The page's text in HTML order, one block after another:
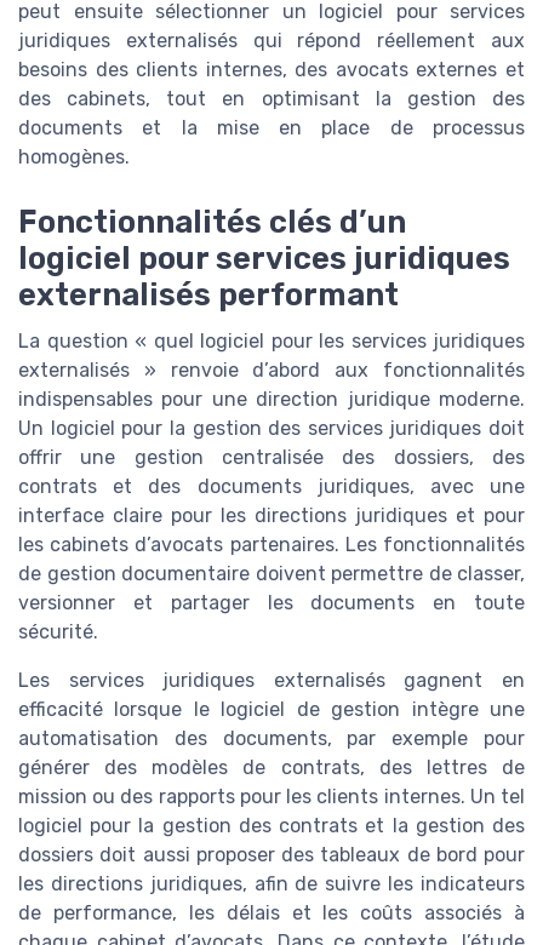
peut ensuite sélectionner un logiciel pour services
juridiques externalisés qui répond réellement aux
besoins des clients internes, des avocats externes et
des cabinets, tout en optimisant la gestion des
documents et la mise en place de processus
homogènes.
Fonctionnalités clés d’un
logiciel pour services juridiques
externalisés performant
La question « quel logiciel pour les services juridiques
externalisés » renvoie d’abord aux fonctionnalités
indispensables pour une direction juridique moderne.
Un logiciel pour la gestion des services juridiques doit
offrir une gestion centralisée des dossiers, des
contrats et des documents juridiques, avec une
interface claire pour les directions juridiques et pour
les cabinets d’avocats partenaires. Les fonctionnalités
de gestion documentaire doivent permettre de classer,
versionner et partager les documents en toute
sécurité.
Les services juridiques externalisés gagnent en
efficacité lorsque le logiciel de gestion intègre une
automatisation des documents, par exemple pour
générer des modèles de contrats, des lettres de
mission ou des rapports pour les clients internes. Un tel
logiciel pour la gestion des contrats et la gestion des
dossiers doit aussi proposer des tableaux de bord pour
les directions juridiques, afin de suivre les indicateurs
de performance, les délais et les coûts associés à